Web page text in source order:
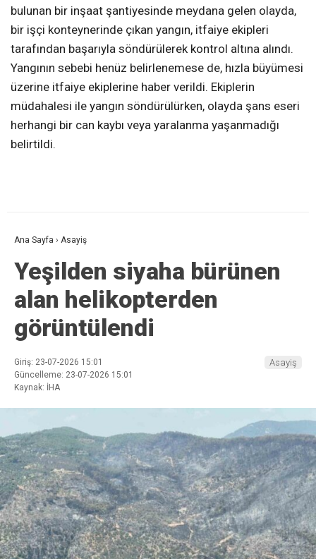
bulunan bir inşaat şantiyesinde meydana gelen olayda,
bir işçi konteynerinde çıkan yangın, itfaiye ekipleri
tarafından başarıyla söndürülerek kontrol altına alındı.
Yangının sebebi henüz belirlenemese de, hızla büyümesi
üzerine itfaiye ekiplerine haber verildi. Ekiplerin
müdahalesi ile yangın söndürülürken, olayda şans eseri
herhangi bir can kaybı veya yaralanma yaşanmadığı
belirtildi.
Ana Sayfa › Asayiş
Yeşilden siyaha bürünen
alan helikopterden
görüntülendi
Giriş: 23-07-2026 15:01
Güncelleme: 23-07-2026 15:01
Kaynak: İHA
Asayiş